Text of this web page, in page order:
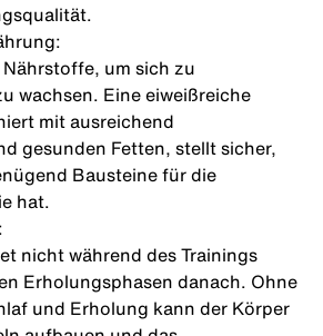
um sich zu
wachsen. Eine eiweißreiche
mit ausreichend
gesunden Fetten , stellt sicher,
Bausteine für die
hat.
nicht während des Trainings
Erholungsphasen danach. Ohne
und Erholung kann der Körper